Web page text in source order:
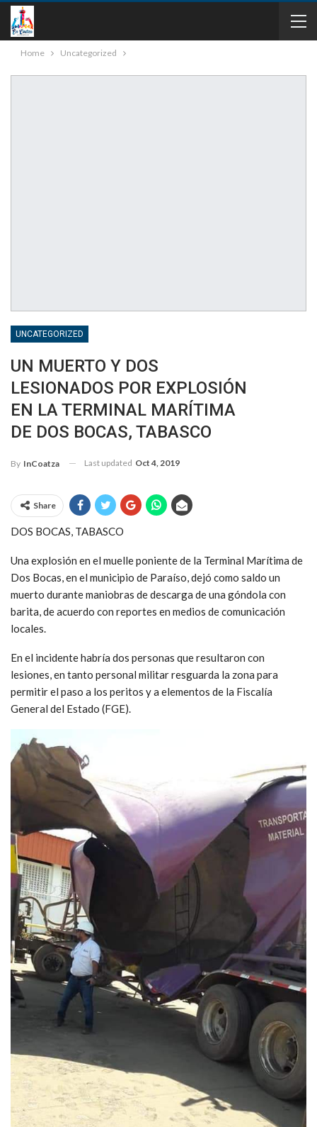
Home Uncategorized
UNCATEGORIZED
UN MUERTO Y DOS
LESIONADOS POR EXPLOSIÓN
EN LA TERMINAL MARÍTIMA
DE DOS BOCAS, TABASCO
By InCoatza Last updated Oct 4, 2019
Share
DOS BOCAS, TABASCO
Una explosión en el muelle poniente de la Terminal Marítima de
Dos Bocas, en el municipio de Paraíso, dejó como saldo un
muerto durante maniobras de descarga de una góndola con
barita, de acuerdo con reportes en medios de comunicación
locales.
En el incidente habría dos personas que resultaron con
lesiones, en tanto personal militar resguarda la zona para
permitir el paso a los peritos y a elementos de la Fiscalía
General del Estado (FGE).